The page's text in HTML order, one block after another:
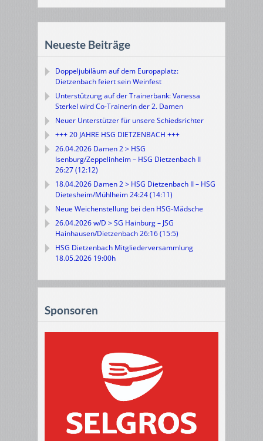
Neueste Beiträge
Doppeljubiläum auf dem Europaplatz:
Dietzenbach feiert sein Weinfest
Unterstützung auf der Trainerbank: Vanessa
Sterkel wird Co-Trainerin der 2. Damen
Neuer Unterstützer für unsere Schiedsrichter
+++ 20 JAHRE HSG DIETZENBACH +++
26.04.2026 Damen 2 > HSG
Isenburg/Zeppelinheim – HSG Dietzenbach II
26:27 (12:12)
18.04.2026 Damen 2 > HSG Dietzenbach II – HSG
Dietesheim/Mühlheim 24:24 (14:11)
Neue Weichenstellung bei den HSG-Mädsche
26.04.2026 w/D > SG Hainburg – JSG
Hainhausen/Dietzenbach 26:16 (15:5)
HSG Dietzenbach Mitgliederversammlung
18.05.2026 19:00h
Sponsoren